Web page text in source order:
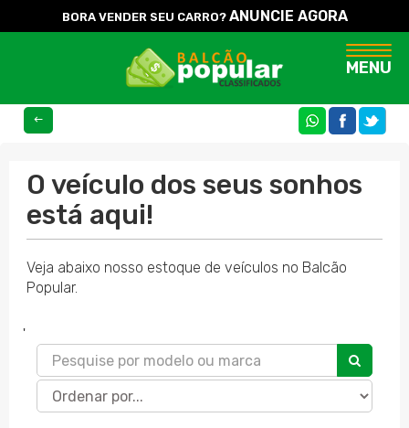
BORA VENDER SEU CARRO? ANUNCIE AGORA
MENU
O veículo dos seus sonhos
está aqui!
Veja abaixo nosso estoque de veículos no Balcão
Popular.
'